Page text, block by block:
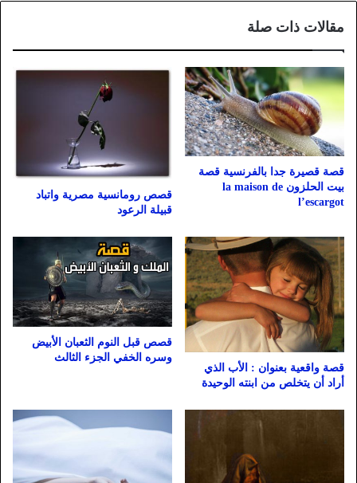
مقالات ذات صلة
قصة قصيرة جدا بالفرنسية قصة
بيت الحلزون la maison de
l’escargot
قصص رومانسية مصرية واتباد
قبيلة الرعود
قصة واقعية بعنوان : الأب الذي
أراد أن يتخلص من ابنته الوحيدة
قصص قبل النوم الثعبان الأبيض
وسره الخفي الجزء الثالث